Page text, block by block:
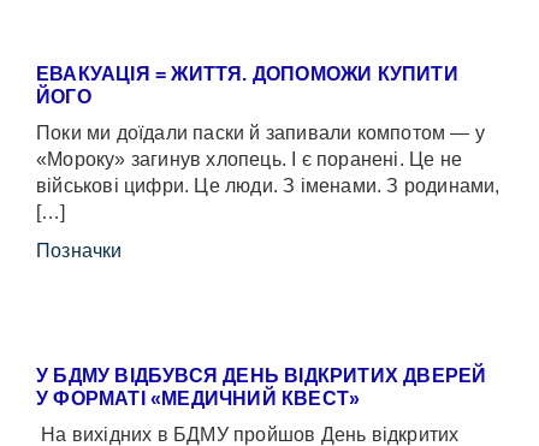
ЕВАКУАЦІЯ = ЖИТТЯ. ДОПОМОЖИ КУПИТИ
ЙОГО
Поки ми доїдали паски й запивали компотом — у
«Мороку» загинув хлопець. І є поранені. Це не
військові цифри. Це люди. З іменами. З родинами,
[…]
Позначки
У БДМУ ВІДБУВСЯ ДЕНЬ ВІДКРИТИХ ДВЕРЕЙ
У ФОРМАТІ «МЕДИЧНИЙ КВЕСТ»
На вихідних в БДМУ пройшов День відкритих